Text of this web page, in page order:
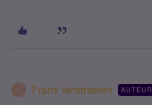
F Frans Verstraeten AUTEUR